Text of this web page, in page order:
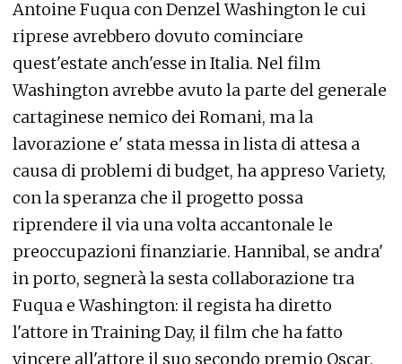
Antoine Fuqua con Denzel Washington le cui
riprese avrebbero dovuto cominciare
quest'estate anch'esse in Italia. Nel film
Washington avrebbe avuto la parte del generale
cartaginese nemico dei Romani, ma la
lavorazione e' stata messa in lista di attesa a
causa di problemi di budget, ha appreso Variety,
con la speranza che il progetto possa
riprendere il via una volta accantonale le
preoccupazioni finanziarie. Hannibal, se andra'
in porto, segnerà la sesta collaborazione tra
Fuqua e Washington: il regista ha diretto
l'attore in Training Day, il film che ha fatto
vincere all'attore il suo secondo premio Oscar.